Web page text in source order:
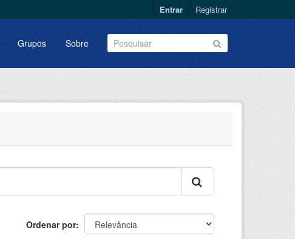
Entrar Registrar
Grupos Sobre
Ordenar por